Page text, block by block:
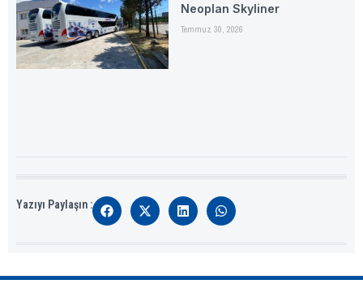
Neoplan Skyliner
Temmuz 30, 2026
Yazıyı Paylaşın :